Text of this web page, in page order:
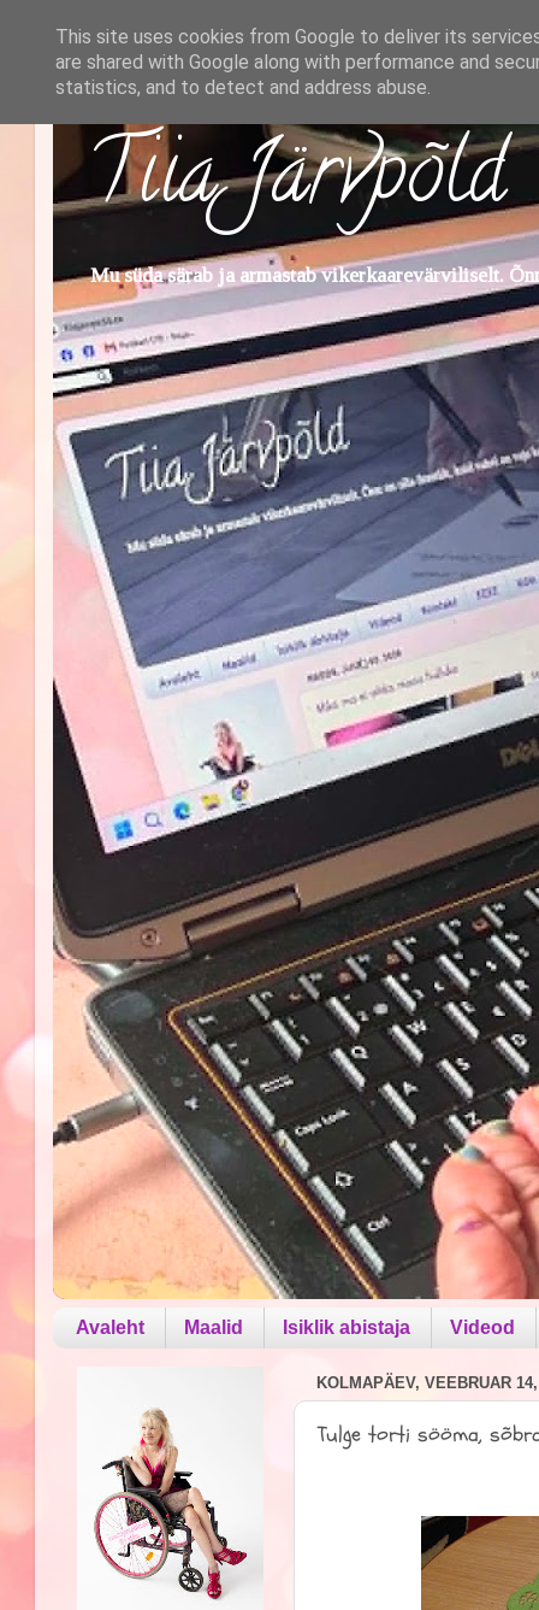
Tiia Järvpõld
Mu süda särab ja armastab vikerkaarevärviliselt.
Avaleht Maalid Isiklik abistaja Videod
KOLMAPÄEV, VEEBRUAR
Tulge torti sööma,
This site uses cookies from Google to deliver its
are shared with Google along with performance and
statistics, and to detect and address abuse.